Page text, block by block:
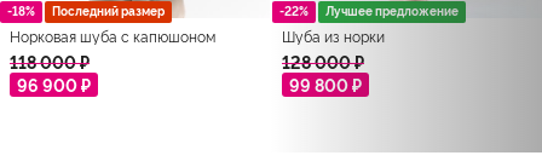
-18% Последний размер
Норковая шуба с капюшоном
118 000 ₽
96 900 ₽
-22% Лучшее предложение
Шуба из норки
128 000 ₽
99 800 ₽